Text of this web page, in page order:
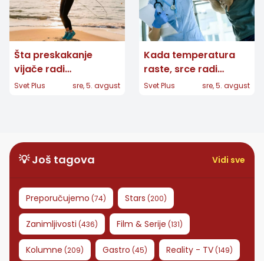
Šta preskakanje
vijače radi
organizmu: Kratak
Svet Plus sre, 5. avgust
Kada temperatura
raste, srce radi
napornije: Pet
Svet Plus sre, 5. avgust
💡 Još tagova Vidi sve
Preporučujemo (74) Stars (200)
Zanimljivosti (436) Film & Serije (131)
Kolumne (209) Gastro (45) Reality - TV(149)